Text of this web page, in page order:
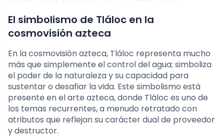
El simbolismo de Tláloc en la
cosmovisión azteca
En la cosmovisión azteca, Tláloc representa mucho
más que simplemente el control del agua; simboliza
el poder de la naturaleza y su capacidad para
sustentar o desafiar la vida. Este simbolismo está
presente en el arte azteca, donde Tláloc es uno de
los temas recurrentes, a menudo retratado con
atributos que reflejan su carácter dual de proveedor
y destructor.